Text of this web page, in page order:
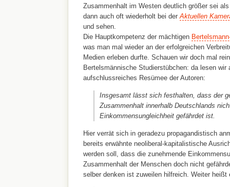
Zusammenhalt im Westen deutlich größer sei
dann auch oft wiederholt bei der Aktuellen
und sehen.
Die Hauptkompetenz der mächtigen
was man mal wieder an der erfolgreichen
Medien erleben durfte. Schauen wir doch mal
Bertelsmännische Studierstübchen: da lesen wir
aufschlussreiches Resümee der Autoren:
Insgesamt lässt sich festhalten, dass der
Zusammenhalt innerhalb Deutschlands
Einkommensungleichheit gefährdet ist.
Hier verrät sich in geradezu propagandistisch
bereits erwähnte neoliberal-kapitalistische
werden soll, dass die zunehmende
Zusammenhalt der Menschen doch nicht
selber denken ist zuweilen hilfreich. Weiter